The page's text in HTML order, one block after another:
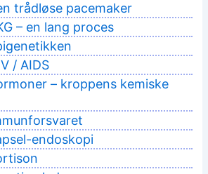
trådløse pacemaker
– en lang proces
/ AIDS
– kroppens kemiske
endoskopi